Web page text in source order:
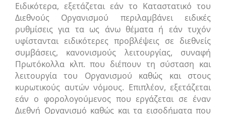
Ειδικότερα, εξετάζεται εάν το Καταστατικό του
Διεθνούς Οργανισμού περιλαμβάνει ειδικές
ρυθμίσεις για τα ως άνω θέματα ή εάν τυχόν
υφίστανται ειδικότερες προβλέψεις σε διεθνείς
συμβάσεις, κανονισμούς λειτουργίας, συναφή
Πρωτόκολλα κλπ. που διέπουν τη σύσταση και
λειτουργία του Οργανισμού καθώς και στους
κυρωτικούς αυτών νόμους. Επιπλέον, εξετάζεται
εάν ο φορολογούμενος που εργάζεται σε έναν
Διεθνή Οργανισμό καθώς και τα εισοδήματα που